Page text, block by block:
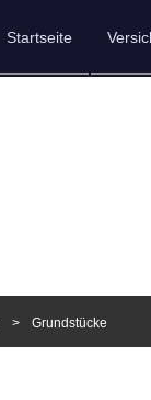
Startseite
> Grundstücke